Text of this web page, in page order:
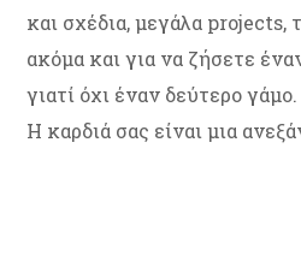
και σχέδια, μεγάλα projects,
ακόμα και για να ζήσετε
γιατί όχι έναν δεύτερο γάμο.
Η καρδιά σας είναι μια